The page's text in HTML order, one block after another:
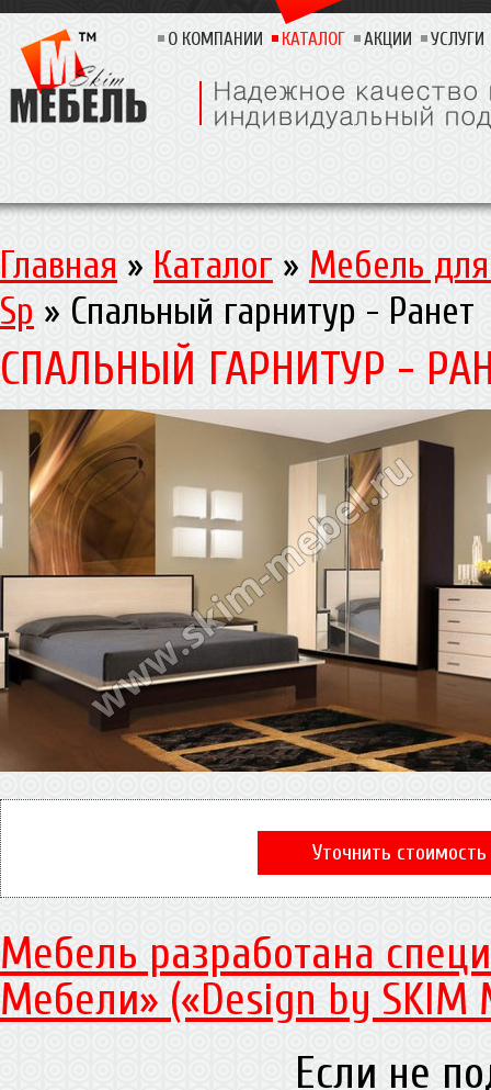
О КОМПАНИИ КАТАЛОГ АКЦИИ УСЛУГИ
Главная » Каталог » Мебель
Sp » Спальный гарнитур - Ранет
СПАЛЬНЫЙ ГАРНИТУР -
Уточнить стоимость
Мебель разработана
Мебели» («Design by SKIM
Если не